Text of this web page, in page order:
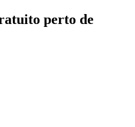
perto de